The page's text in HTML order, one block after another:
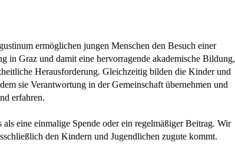
ermöglichen jungen Menschen den Besuch einer
in Graz und damit eine hervorragende akademische Bildung,
Herausforderung. Gleichzeitig bilden die Kinder und
sie Verantwortung in der Gemeinschaft übernehmen und
erfahren.
eine einmalige Spende oder ein regelmäßiger Beitrag. Wir
den Kindern und Jugendlichen zugute kommt.